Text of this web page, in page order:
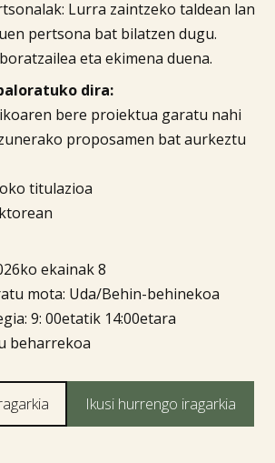
Lurra zaintzeko taldean lan
pertsona bat bilatzen dugu.
eta ekimena duena.
dira:
bere proiektua garatu nahi
proposamen bat aurkeztu
titulazioa
ekainak 8
mota: Uda/Behin-behinekoa
9: 00etatik 14:00etara
beharrekoa
Ikusi hurrengo iragarkia